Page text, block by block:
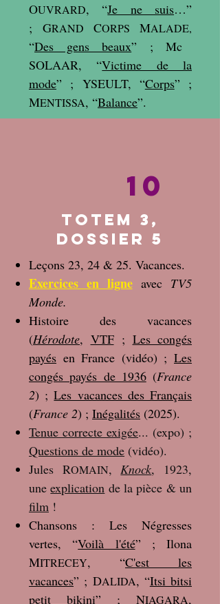
OUVRARD, “Je ne suis…”
;GRAND CORPS MALADE,
“Des gens beaux” ; Mc
SOLAAR, “Victime de la
mode” ; YSEULT, “Corps” ;
MENTISSA, “Balance”.
10
Totem 3,
dossier 5
Leçons 23, 24 & 25. Vacances.
Exercices en ligneavec TV5
Monde.
Histoire des vacances
(Hérodote, VTF; Les congés
payés en France (vidéo) ; Les
congés payés de 1936(France
2) ;Les vacances des Français
(France 2) ; Inégalités (2025).
Tenue correcte exigée... (expo) ;
Questions de mode (vidéo).
Jules ROMAIN,Knock, 1923,
uneexplication de la pièce & un
film !
Chansons : Les Négresses
vertes, “Voilà l'été” ; Ilona
MITRECEY, “C'est les
vacances” ; DALIDA, “Itsi bitsi
petit bikini” ; NIAGARA,